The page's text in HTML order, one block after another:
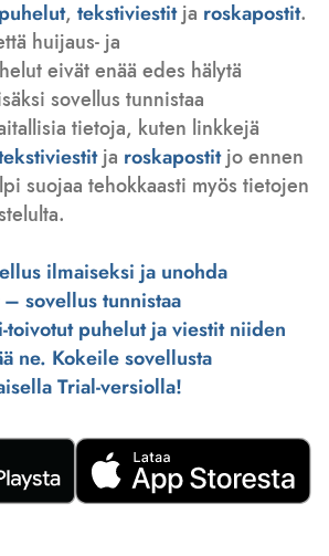
, tekstiviestitja roskapostit.
huijaus- ja
eivät enää edes hälytä
sovellus tunnistaa
tietoja, kuten linkkejä
ja roskapostitjo ennen
suojaa tehokkaasti myös tietojen
ilmaiseksi ja unohda
sovellus tunnistaa
toivotut puhelut ja viestit niiden
ne. Kokeile sovellusta
Trial-versiolla!